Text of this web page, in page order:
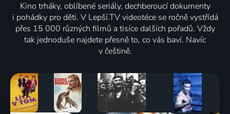
Kino trháky, oblíbené seriály, dechberoucí dokumenty
i pohádky pro děti. V Lepší.TV videotéce se ročně vystřídá
přes 15 000 různých filmů a tisíce dalších pořadů. Vždy
tak jednoduše najdete přesně to, co vás baví. Navíc
v češtině.